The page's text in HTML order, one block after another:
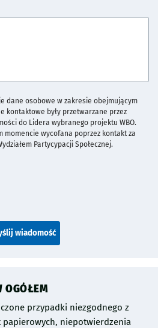
dane osobowe w zakresie obejmującym
kontaktowe były przetwarzane przez
do Lidera wybranego projektu WBO.
momencie wycofana poprzez kontakt za
Partycypacji Społecznej.
wiadomość
OGÓŁEM
przypadki niezgodnego z
papierowych, niepotwierdzenia